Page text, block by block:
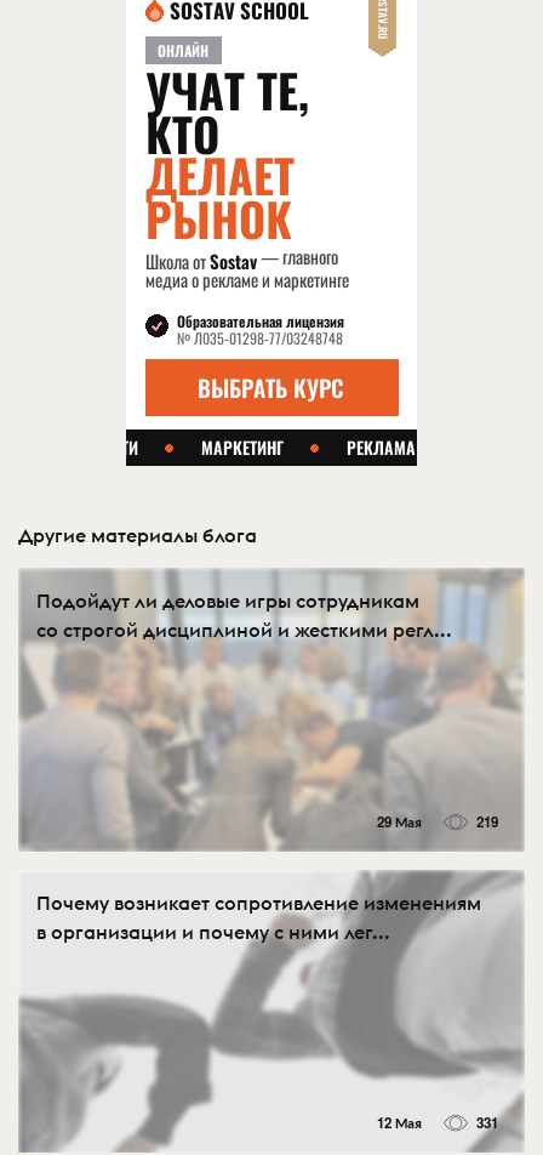
Другие материалы блога
Подойдут ли деловые игры сотрудникам
со строгой дисциплиной и жесткими регл...
29 Мая 219
Почему возникает сопротивление изменениям
в организации и почему с ними лег...
12 Мая 331